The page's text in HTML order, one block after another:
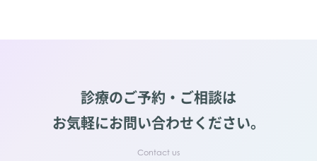
診療のご予約・ご相談は
お気軽にお問い合わせください。